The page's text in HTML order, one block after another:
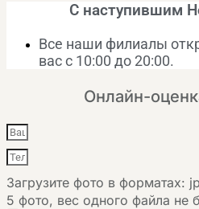
С наступившим
Все наши филиалы
вас с 10:00 до 20:00.
Онлайн-
Загрузите фото в форматах:
5 фото, вес одного файла не